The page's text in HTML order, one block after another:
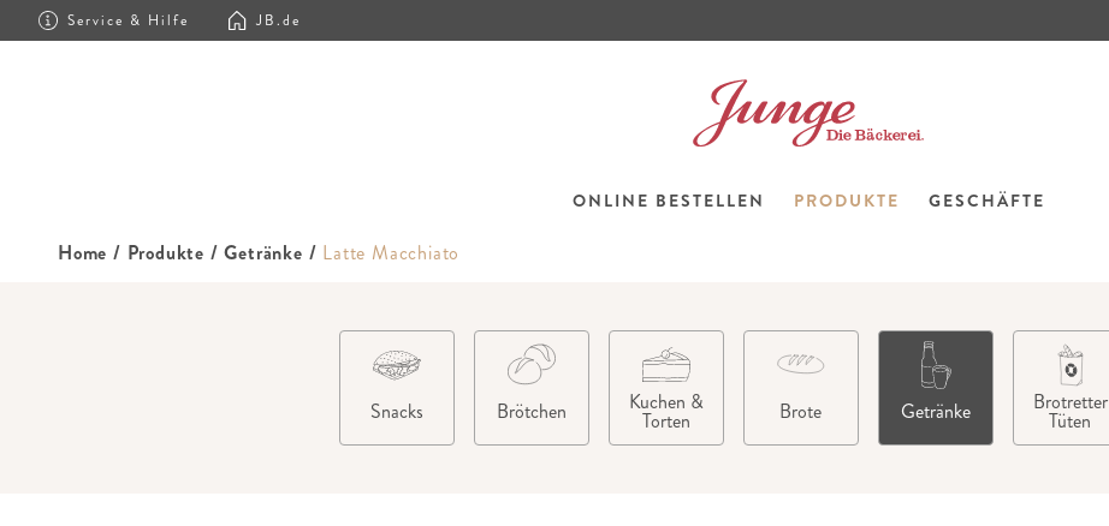
Service & Hilfe JB.de
ONLINE BESTELLEN PRODUKTE GESCHÄFTE
Home / Produkte /Getränke / Latte Macchiato
Snacks Brötchen Kuchen &
Torten Brote Getränke Brotretter
Tüten